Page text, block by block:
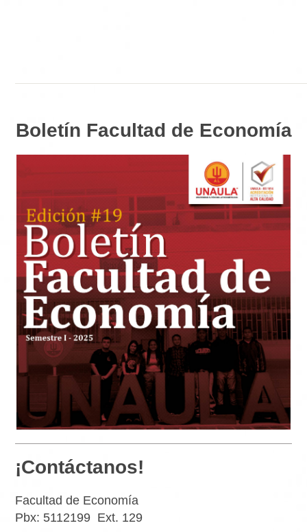
Boletín Facultad de Economía
¡Contáctanos!
Facultad de Economía
Pbx: 5112199 Ext. 129